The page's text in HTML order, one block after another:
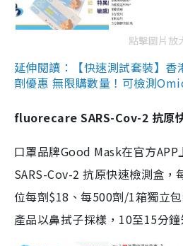
點擊圖片放
延伸閱讀：【快速測試套裝】
劑優惠 無限購數量！可檢測
fluorecare SARS-Cov-2 抗原
口罩品牌Good Mask在官方
SARS-Cov-2 抗原快速檢測盒，
位每劑$18、每500劑/1箱獨立
產品以鼻拭子採樣，10至15分鐘